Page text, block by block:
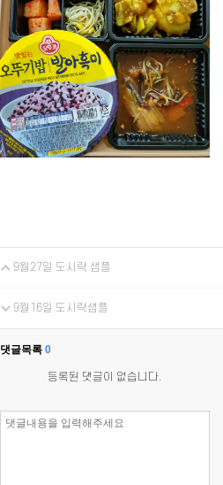
9월27일 도시락 샘플
9월16일 도시락샘플
댓글목록 0
등록된 댓글이 없습니다.